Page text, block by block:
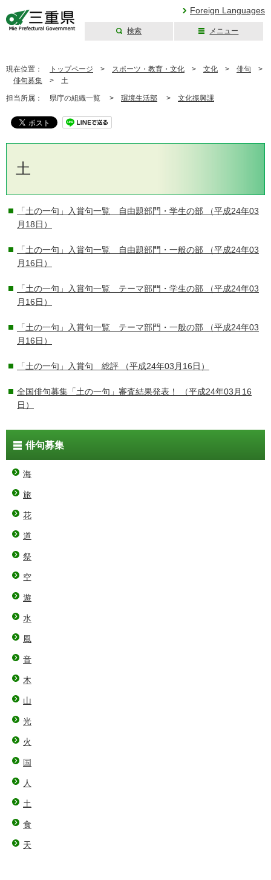
Foreign Languages
検索 メニュー
現在位置： トップページ > スポーツ・教育・文化 > 文化 > 俳句 >
俳句募集 > 土
担当所属： 県庁の組織一覧 > 環境生活部 > 文化振興課
土
「土の一句」入賞句一覧 自由題部門・学生の部 （平成24年03
月18日）
「土の一句」入賞句一覧 自由題部門・一般の部 （平成24年03
月16日）
「土の一句」入賞句一覧 テーマ部門・学生の部 （平成24年03
月16日）
「土の一句」入賞句一覧 テーマ部門・一般の部 （平成24年03
月16日）
「土の一句」入賞句 総評 （平成24年03月16日）
全国俳句募集「土の一句」審査結果発表！
（平成24年03月16
日）
俳句募集
海
旅
花
道
祭
空
遊
水
風
音
木
山
光
火
国
人
土
食
天